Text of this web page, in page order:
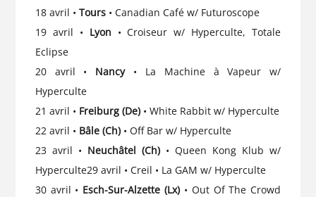
18 avril • Tours• Canadian Café w/ Futuroscope
19 avril • Lyon • Croiseur w/ Hyperculte, Totale
Eclipse
20 avril • Nancy• La Machine à Vapeur w/
Hyperculte
21 avril • Freiburg (De) • White Rabbit w/ Hyperculte
22 avril • Bâle (Ch) • Off Bar w/ Hyperculte
23 avril • Neuchâtel (Ch) • Queen Kong Klub w/
Hyperculte29 avril • Creil • La GAM w/ Hyperculte
30 avril • Esch-Sur-Alzette (Lx) • Out Of The Crowd